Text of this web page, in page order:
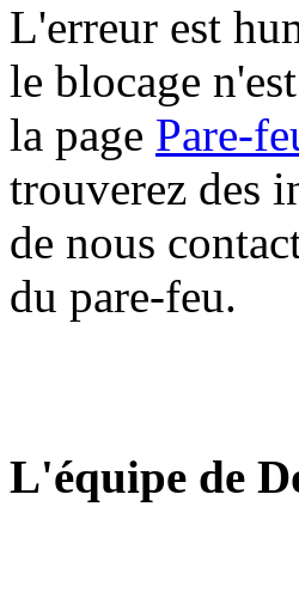
L'erreur est
le blocage
la page Pare-
trouverez des
de nous
du pare-feu.
L'équipe de